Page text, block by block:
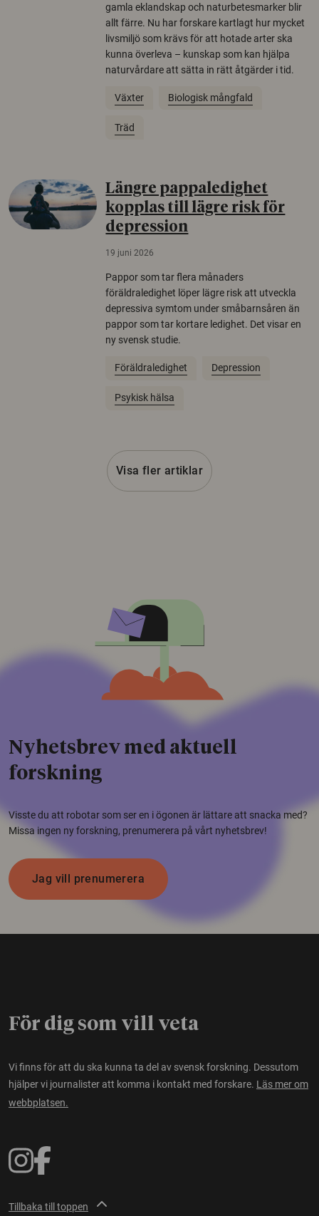
gamla eklandskap och naturbetesmarker blir
allt färre. Nu har forskare kartlagt hur mycket
livsmiljö som krävs för att hotade arter ska
kunna överleva – kunskap som kan hjälpa
naturvårdare att sätta in rätt åtgärder i tid.
Växter Biologisk mångfald
Träd
Längre pappaledighet
kopplas till lägre risk för
depression
19 juni 2026
Pappor som tar flera månaders
föräldraledighet löper lägre risk att utveckla
depressiva symtom under småbarnsåren än
pappor som tar kortare ledighet. Det visar en
ny svensk studie.
Föräldraledighet Depression
Psykisk hälsa
Visa fler artiklar
Nyhetsbrev med aktuell
forskning
Visste du att robotar som ser en i ögonen är lättare att snacka med?
Missa ingen ny forskning, prenumerera på vårt nyhetsbrev!
Jag vill prenumerera
För dig som vill veta
Vi finns för att du ska kunna ta del av svensk forskning. Dessutom
hjälper vi journalister att komma i kontakt med forskare. Läs mer om
webbplatsen.
Tillbaka till toppen